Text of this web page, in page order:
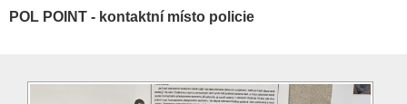
POL POINT - kontaktní místo policie